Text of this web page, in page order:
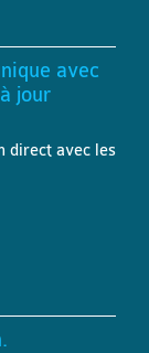
avec
jour
direct avec les